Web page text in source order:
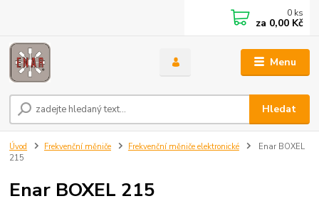
Menu
Hledat
0 ks
za 0,00 Kč
Úvod Frekvenční měniče Frekvenční měniče elektronické
Enar BOXEL
215
Enar BOXEL 215